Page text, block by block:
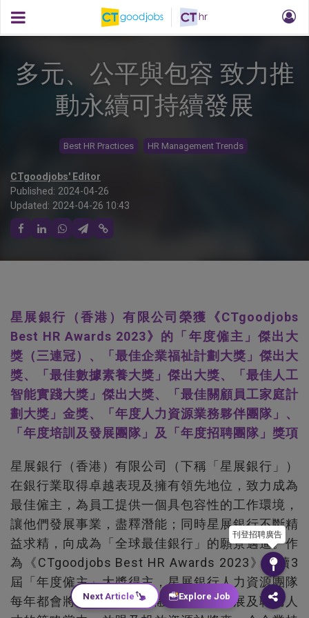
多元、公平與包容 致力推
動永續可持續發展
Best HR Practices HR Management Trends
CTgoodjobs' Editor
Published: 2024-04-26
Updated: 2024-04-26 10:43
星展銀行（香港）有限公司榮獲《CTgoodjobs
Best HR Awards 2023》的「年度僱主」傑出大
獎（三連冠）、「最佳企業福祉計劃大獎」傑出大
獎、「最佳數據素養大獎」傑出大獎、「最佳人工
智能實踐大獎」傑出大獎、「最佳關顧員工家庭計
劃大獎」金獎、「年度人力資源業務夥伴團隊」、
「年度培訓及發展團隊」及「年度招聘團隊」獎項
星展銀行（香港）有限公司（下稱「星展銀行」）
在銀行業取得卓越表現及擁有領先地位，致力成為
最佳僱主，為員工提供一個具包容性的工作環境，
讓他們發展事業，盡釋潛能；同時星展銀行不斷精
益求精，向成為「全球最佳銀行」的願景邁進。作
為《CTgoodjobs Best HR Awards 2023》連續3
屆「年度僱主」大獎得主，星展銀行人力資源團隊
每年都會將數碼化及創新融入吸引、發展及聘用人
刊登招聘廣告
Next Article Explore Job